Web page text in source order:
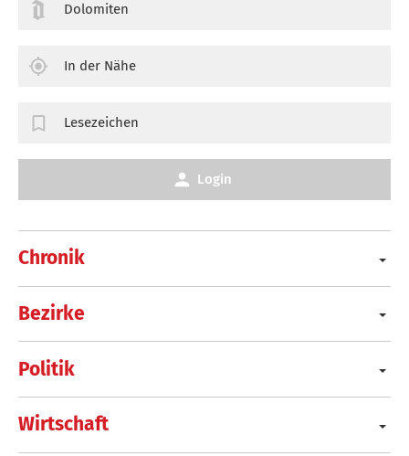
Chronik
Bezirke
Politik
Wirtschaft
Dolomiten
In der Nähe
Lesezeichen
Login